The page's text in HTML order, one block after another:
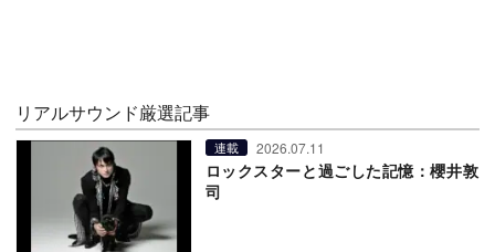
リアルサウンド厳選記事
連載 2026.07.11
ロックスターと過ごした記憶：櫻井敦
司